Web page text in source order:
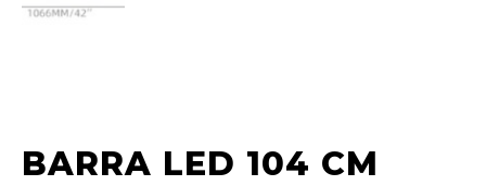
BARRA LED 104 CM